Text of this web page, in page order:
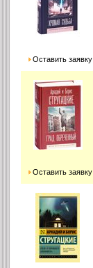
Оставить заявку
Оставить заявку